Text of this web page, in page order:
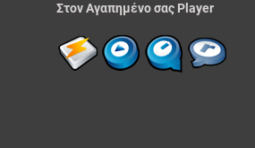
Στον Αγαπημένο σας Player